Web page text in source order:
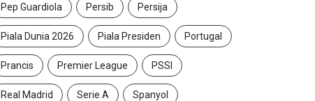
Pep Guardiola Persib Persija
Piala Dunia 2026 Piala Presiden Portugal
Prancis Premier League PSSI
Real Madrid Serie A Spanyol